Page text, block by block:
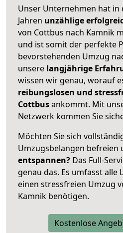
Unser Unternehmen hat in
Jahren unzählige
von Cottbus nach Kamnik
und ist somit der perfekte
bevorstehenden Umzug
unsere langjährige
wissen wir genau, worauf
reibungslosen und
Cottbusankommt. Mit
Netzwerk kommen Sie
Möchten Sie sich
Umzugsbelangen befreien
entspannen? Das Full-
genau das. Es umfasst alle
einen stressfreien Umzug
Kamnik benötigen.
Kostenlose